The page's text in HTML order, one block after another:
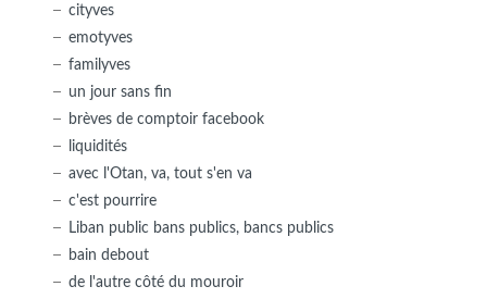
cityves
emotyves
familyves
un jour sans fin
brèves de comptoir facebook
liquidités
avec l'Otan, va, tout s'en va
c'est pourrire
Liban public bans publics, bancs publics
bain debout
de l'autre côté du mouroir